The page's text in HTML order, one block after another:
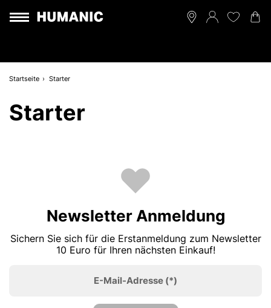
Startseite Starter
Starter
Newsletter Anmeldung
Sichern Sie sich für die Erstanmeldung zum Newsletter
10 Euro für Ihren nächsten Einkauf!
E-Mail-Adresse (*)